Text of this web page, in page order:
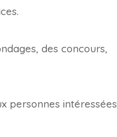
des concours,
personnes intéressées